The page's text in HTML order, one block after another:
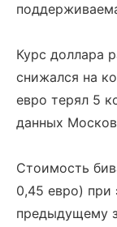
Курс доллара
снижался на
евро терял 5
данных
Стоимость
0,45 евро) при
предыдущему